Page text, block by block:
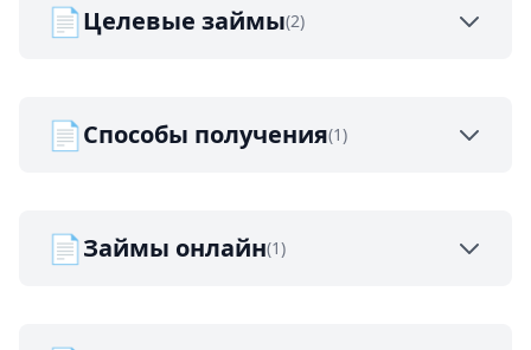
📄Целевые займы(2)
📄Способы получения(1)
📄Займы онлайн(1)